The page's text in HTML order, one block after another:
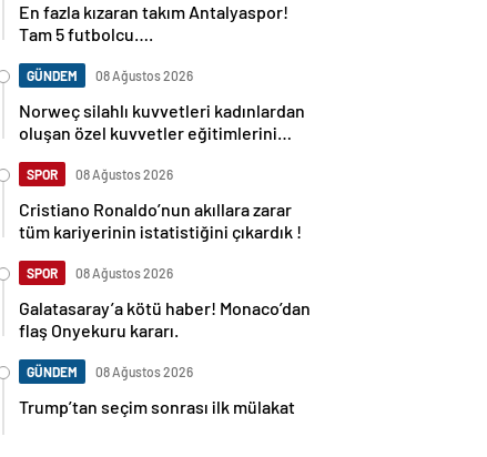
En fazla kızaran takım Antalyaspor!
Tam 5 futbolcu….
GÜNDEM 08 Ağustos 2026
Norweç silahlı kuvvetleri kadınlardan
oluşan özel kuvvetler eğitimlerini
SPOR 08 Ağustos 2026
Cristiano Ronaldo’nun akıllara zarar
tüm kariyerinin istatistiğini çıkardık !
SPOR 08 Ağustos 2026
Galatasaray’a kötü haber! Monaco’dan
flaş Onyekuru kararı.
GÜNDEM 08 Ağustos 2026
Trump’tan seçim sonrası ilk mülakat